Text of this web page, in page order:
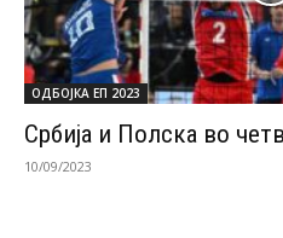
ОДБОЈКА ЕП 2023
Србија и Полска во
10/09/2023